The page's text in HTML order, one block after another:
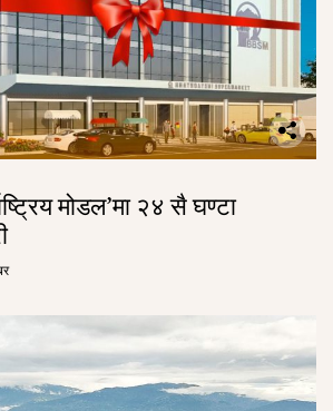
मोडल’मा २४ सै घण्टा